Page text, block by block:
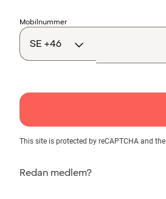
Landskod
Mobilnummer
This site is protected by reCAPTCHA and the
Redan medlem?